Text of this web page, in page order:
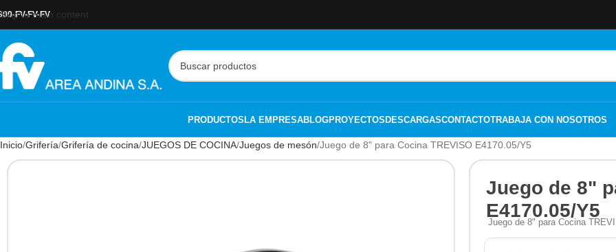
Skip to main content
FV-FV-FV
PRODUCTOSLA EMPRESABLOGPROYECTOSDESCARGASCONTACTOTRABAJA CON NOSOTROS
Inicio Grifería Grifería de cocina JUEGOS DE COCINA Juegos de mesón Juego de 8" para Cocina TREVISO E4170.05/Y5
Juego de 8"
E4170.05/Y5
Juego de 8" para Cocina